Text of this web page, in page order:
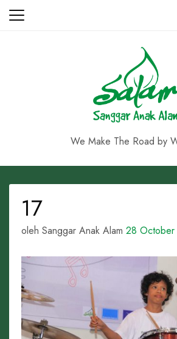
Skip
We Make The Road by
17
oleh Sanggar Anak Alam 28 October